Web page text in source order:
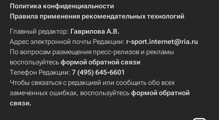
Политика конфиденциальности
Правила применения рекомендательных технологий
Главный редактор: Гаврилова А.В.
Адрес электронной почты Редакции: r-sport.internet@ria.ru
По вопросам размещения пресс-релизов и рекламы
воспользуйтесьформой обратной связи
Телефон Редакции: 7 (495) 645-6601
Чтобы связаться с редакцией или сообщить обо всех
замеченных ошибках, воспользуйтесьформой обратной
связи.